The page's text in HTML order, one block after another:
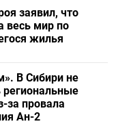
заявил, что
весь мир по
жилья
В Сибири не
региональные
за провала
Ан-2